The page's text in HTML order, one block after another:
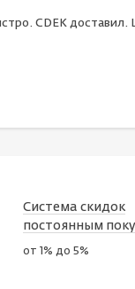
CDEK доставил.
Система скидок
постоянным
от 1% до 5%